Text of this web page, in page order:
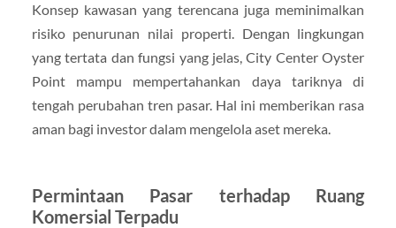
Konsep kawasan yang terencana juga meminimalkan
risiko penurunan nilai properti. Dengan lingkungan
yang tertata dan fungsi yang jelas, City Center Oyster
Point mampu mempertahankan daya tariknya di
tengah perubahan tren pasar. Hal ini memberikan rasa
aman bagi investor dalam mengelola aset mereka.
Permintaan Pasar terhadap Ruang
Komersial Terpadu